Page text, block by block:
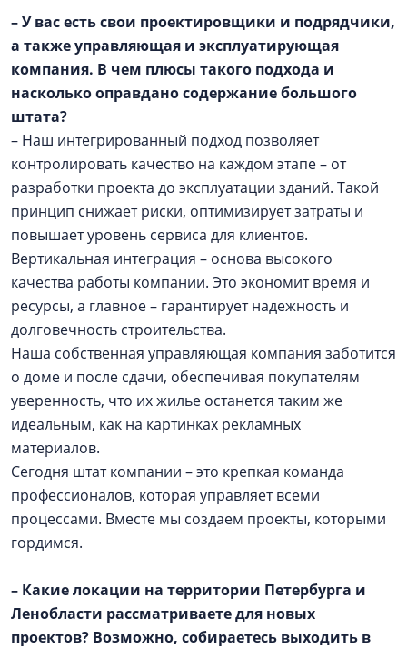
– У вас есть свои проектировщики и подрядчики,
а также управляющая и эксплуатирующая
компания. В чем плюсы такого подхода и
насколько оправдано содержание большого
штата?
– Наш интегрированный подход позволяет
контролировать качество на каждом этапе – от
разработки проекта до эксплуатации зданий. Такой
принцип снижает риски, оптимизирует затраты и
повышает уровень сервиса для клиентов.
Вертикальная интеграция – основа высокого
качества работы компании. Это экономит время и
ресурсы, а главное – гарантирует надежность и
долговечность строительства.
Наша собственная управляющая компания заботится
о доме и после сдачи, обеспечивая покупателям
уверенность, что их жилье останется таким же
идеальным, как на картинках рекламных
материалов.
Сегодня штат компании – это крепкая команда
профессионалов, которая управляет всеми
процессами. Вместе мы создаем проекты, которыми
гордимся.
– Какие локации на территории Петербурга и
Ленобласти рассматриваете для новых
проектов? Возможно, собираетесь выходить в